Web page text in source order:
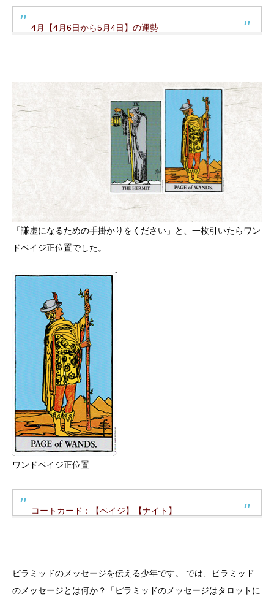
4月【4月6日から5月4日】の運勢
「謙虚になるための手掛かりをください」と、一枚引いたらワン
ドペイジ正位置でした。
ワンドペイジ正位置
コートカード：【ペイジ】【ナイト】
ピラミッドのメッセージを伝える少年です。 では、ピラミッド
のメッセージとは何か？「ピラミッドのメッセージはタロットに